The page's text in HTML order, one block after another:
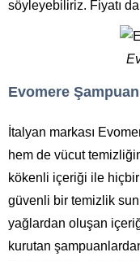
söyleyebiliriz. Fiyatı
Evomere Şampuan
İtalyan markası
hem de vücut
kökenli içeriği ile
güvenli bir temizlik
yağlardan oluşan
kurutan